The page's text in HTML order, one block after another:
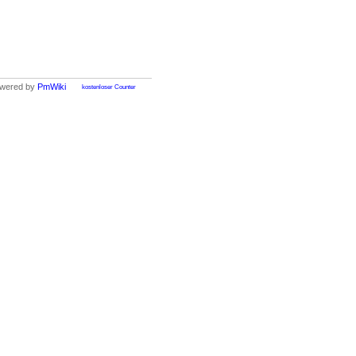
kostenloser Counter
by PmWiki